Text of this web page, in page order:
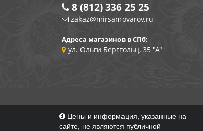
8 (812) 336 25 25
zakaz@mirsamovarov.ru
Адреса магазинов в СПб:
ул. Ольги Берггольц, 35 "А"
Цены и информация, указанные на
сайте, не являются публичной